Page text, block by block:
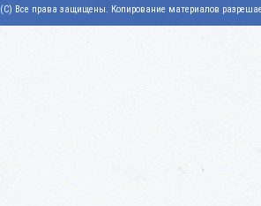
(C) Все права защищены. Копирование материалов